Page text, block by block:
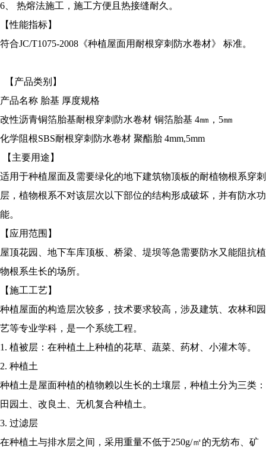
6、 热熔法施工，施工方便且热接缝耐久。
【性能指标】
符合JC/T1075-2008《种植屋面用耐根穿刺防水卷材》 标准。
【产品类别】
产品名称 胎基 厚度规格
改性沥青铜箔胎基耐根穿刺防水卷材 铜箔胎基 4㎜，5㎜
化学阻根SBS耐根穿刺防水卷材 聚酯胎 4mm,5mm
【主要用途】
适用于种植屋面及需要绿化的地下建筑物顶板的耐植物根系穿刺
层，植物根系不对该层次以下部位的结构形成破坏，并有防水功
能。
【应用范围】
屋顶花园、地下车库顶板、桥梁、堤坝等急需要防水又能阻抗植
物根系生长的场所。
【施工工艺】
种植屋面的构造层次较多，技术要求较高，涉及建筑、农林和园
艺等专业学科，是一个系统工程。
1. 植被层：在种植土上种植的花草、蔬菜、药材、小灌木等。
2. 种植土
种植土是屋面种植的植物赖以生长的土壤层，种植土分为三类：
田园土、改良土、无机复合种植土。
3. 过滤层
在种植土与排水层之间，采用重量不低于250g/㎡的无纺布、矿